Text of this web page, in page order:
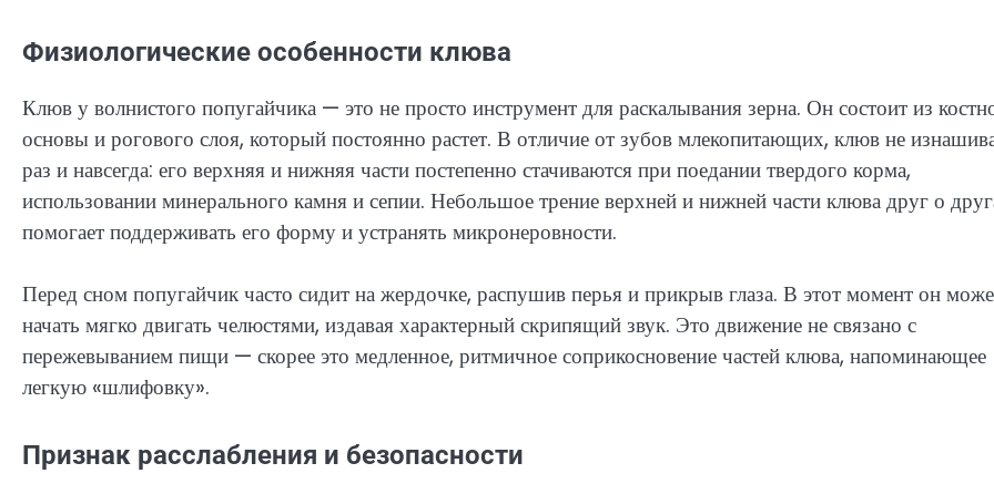
Физиологические особенности клюва
Клюв у волнистого попугайчика — это не просто инструмент для раскалывания зерна. Он состоит из
основы и рогового слоя, который постоянно растет. В отличие от зубов млекопитающих, клюв не
раз и навсегда: его верхняя и нижняя части постепенно стачиваются при поедании твердого корма,
использовании минерального камня и сепии. Небольшое трение верхней и нижней части клюва друг о
помогает поддерживать его форму и устранять микронеровности.
Перед сном попугайчик часто сидит на жердочке, распушив перья и прикрыв глаза. В этот момент он
начать мягко двигать челюстями, издавая характерный скрипящий звук. Это движение не связано с
пережевыванием пищи — скорее это медленное, ритмичное соприкосновение частей клюва, напоминающее
легкую «шлифовку».
Признак расслабления и безопасности